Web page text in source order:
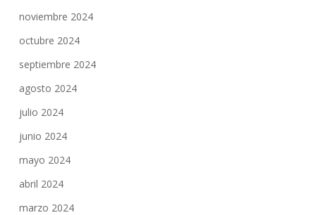
noviembre 2024
octubre 2024
septiembre 2024
agosto 2024
julio 2024
junio 2024
mayo 2024
abril 2024
marzo 2024